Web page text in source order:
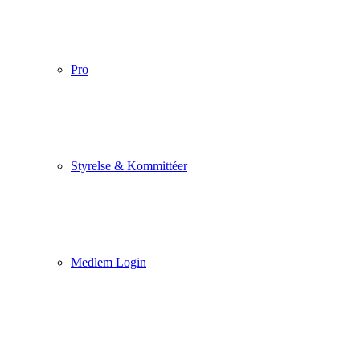
Pro
Styrelse & Kommittéer
Medlem Login